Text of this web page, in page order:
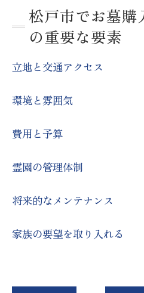
松戸市でお墓購
の重要な要素
立地と交通アクセス
環境と雰囲気
費用と予算
霊園の管理体制
将来的なメンテナンス
家族の要望を取り入れる